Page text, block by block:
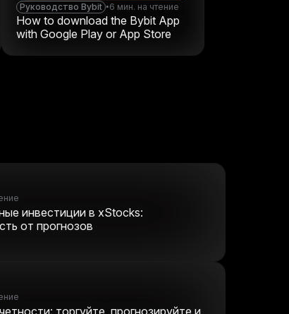
Руководство Bybit •6 мин. на чтение
How to download the Bybit App
with Google Play or App Store
инвестиции в xStocks:
от прогнозов
торгуйте, прогнозируйте и